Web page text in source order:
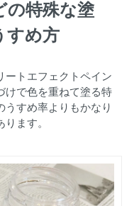
の特殊な塗
すめ方
ートエフェクトペイン
けで色を重ねて塗る特
うすめ率よりもかなり
ます。